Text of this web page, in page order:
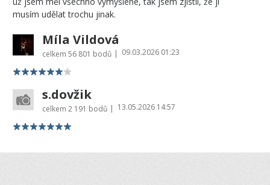
musím udělat trochu jinak.
Míla Vildová
celkem 56 801 bodů | 09.03.2026 01:23
s.dovžik
celkem 2 191 bodů | 13.05.2026 14:57